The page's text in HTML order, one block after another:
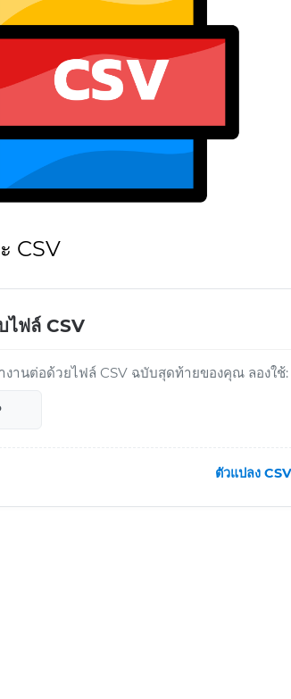
CSV
ไฟล์ CSV
านต่อด้วยไฟล์ CSV ฉบับสุดท้ายของคุณ ลองใช้:
ตัวแปลง